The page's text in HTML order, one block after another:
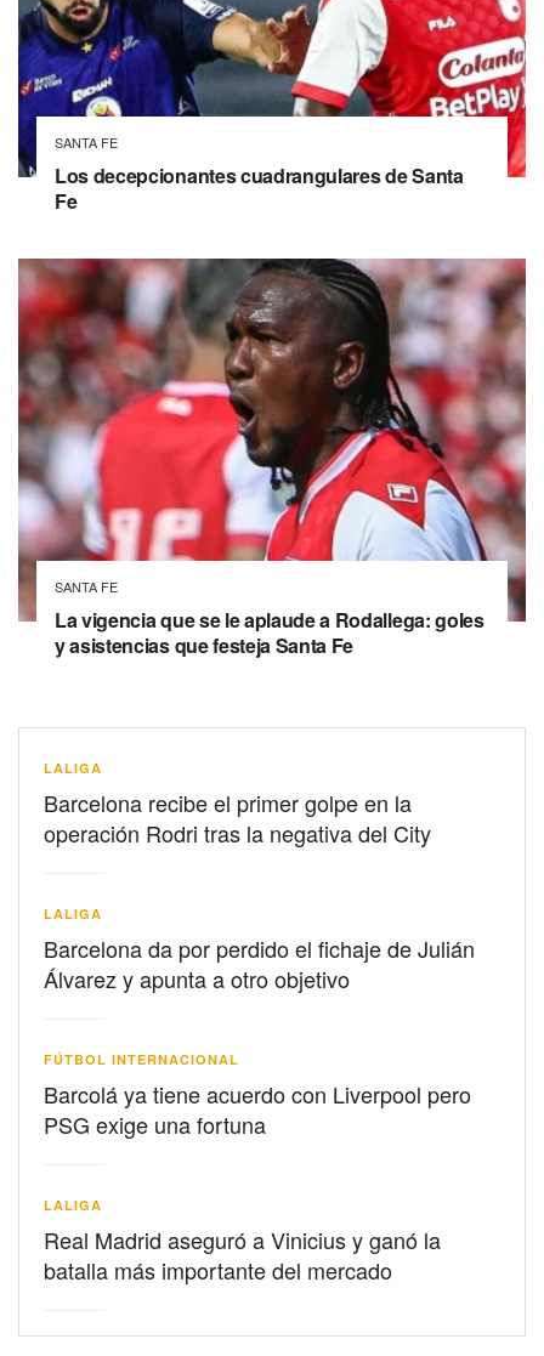
SANTA FE
Los decepcionantes cuadrangulares de Santa
Fe
SANTA FE
La vigencia que se le aplaude a Rodallega: goles
y asistencias que festeja Santa Fe
LALIGA
Barcelona recibe el primer golpe en la
operación Rodri tras la negativa del City
LALIGA
Barcelona da por perdido el fichaje de Julián
Álvarez y apunta a otro objetivo
FÚTBOL INTERNACIONAL
Barcolá ya tiene acuerdo con Liverpool pero
PSG exige una fortuna
LALIGA
Real Madrid aseguró a Vinicius y ganó la
batalla más importante del mercado